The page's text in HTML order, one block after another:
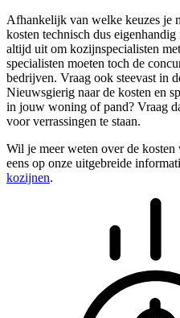
Afhankelijk van welke keuzes je
kosten technisch dus
altijd uit om kozijnspecialisten
specialisten moeten toch de
bedrijven. Vraag ook steevast in
Nieuwsgierig naar de kosten en
in jouw woning of pand? Vraag
voor verrassingen te staan.
Wil je meer weten over de
eens op onze uitgebreide
kozijnen.